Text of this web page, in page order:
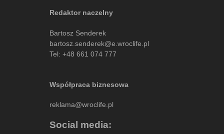
Redaktor naczelny
Bartosz Senderek
bartosz.senderek@e.wroclife.pl
Tel: +48 661 074 777
Współpraca biznesowa
reklama@wroclife.pl
Social media: